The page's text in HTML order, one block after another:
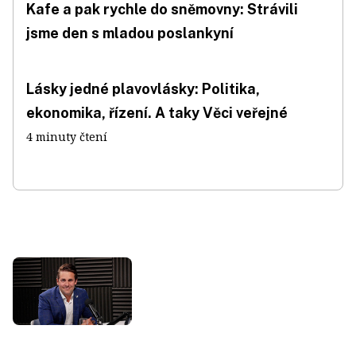
Kafe a pak rychle do sněmovny: Strávili
jsme den s mladou poslankyní
Lásky jedné plavovlásky: Politika,
ekonomika, řízení. A taky Věci veřejné
4 minuty čtení